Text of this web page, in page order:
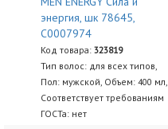
энергия, шк 78645,
С0007974
Код товара: 323819
Тип волос: для всех типов,
Пол: мужской, Объем: 400 мл,
Соответствует требованиям
ГОСТа: нет